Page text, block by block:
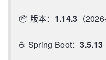
📦 版本： 1.14.3 （
☕ Spring Boot：3.5.13